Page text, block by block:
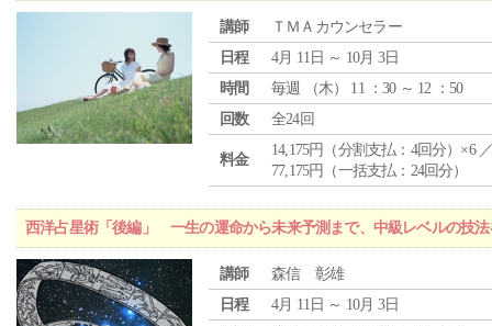
講師
ＴＭＡカウンセラー
日程
4月 11日 ～ 10月 3日
時間
毎週 （木） 11 ：30 ～ 12 ：50
回数
全24回
料金
14,175円（分割支払：4回分）×6
77,175円（一括支払：24回分）
西洋占星術「後編」 一生の運命から未来予測まで、中級レベルの技法
講師
森信 彰雄
日程
4月 11日 ～ 10月 3日